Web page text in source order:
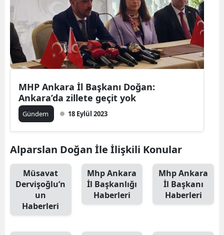
MHP Ankara İl Başkanı Doğan:
Ankara’da zillete geçit yok
Gündem 18 Eylül 2023
Alparslan Doğan İle İlişkili Konular
Müsavat
Dervişoğlu’n
un
Haberleri
Mhp Ankara
İl Başkanlığı
Haberleri
Mhp Ankara
İl Başkanı
Haberleri